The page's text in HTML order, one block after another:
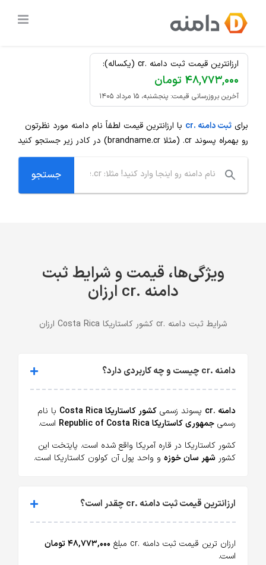
content
ثبت دامنه
ارزانترین قیمت ثبت دامنه .cr (یکساله):
۴۸,۷۷۳,۰۰۰ تومان
آخرین بروزرسانی قیمت: پنجشنبه، ۱۵ مرداد ۱۴۰۵
برای ثبت دامنه .cr
با ارزانترین قیمت لطفاً نام دامنه مورد نظرتون
رو بهمراه پسوند .cr (مثلا brandname.cr) در کادر زیر جستجو کنید
ویژگی‌ها، قیمت و شرایط ثبت
دامنه .cr ارزان
شرایط ثبت دامنه .cr کشور کاستاریکا Costa Rica ارزان
دامنه .cr چیست و چه کاربردی دارد؟
دامنه .cr پسوند زسمی کشور کاستاریکا Costa Rica
با نام
رسمی جمهوری کاستاریکا Republic of Costa Rica
است.
کشور کاستاریکا در قاره آمریکا واقع شده است. پایتخت این
کشور شهر سان خوزه و واحد پول آن کولون کاستاریکا است.
ارزانترین قیمت ثبت دامنه .cr چقدر است؟
ارزان ترین قیمت ثبت دامنه .cr مبلغ
۴۸,۷۷۳,۰۰۰ تومان
است.